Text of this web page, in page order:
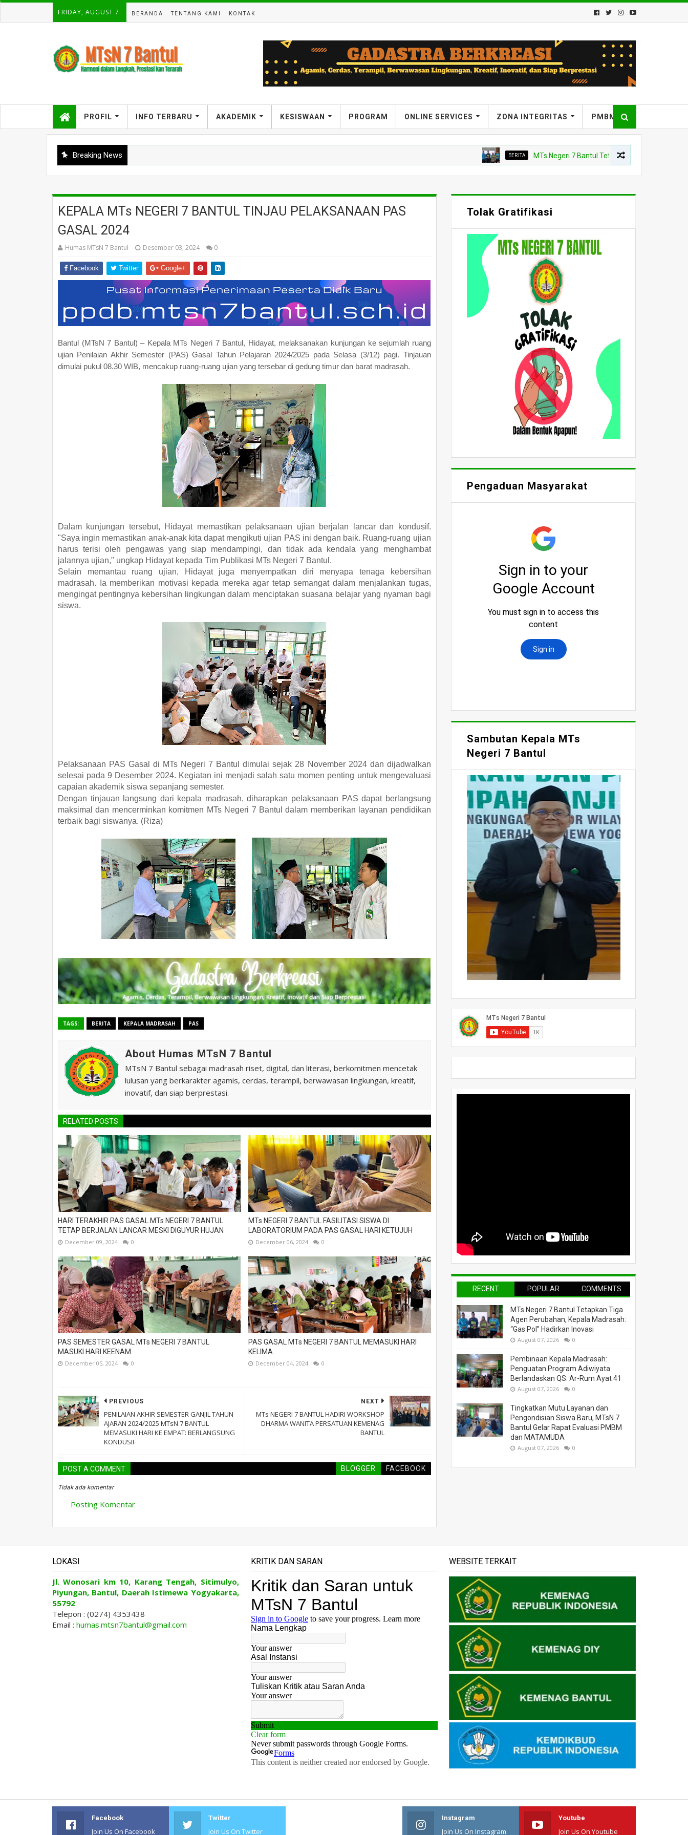
FRIDAY, AUGUST 7. BERANDA TENTANG KAMI KONTAK
PROFIL INFO TERBARU AKADEMIK KESISWAAN PROGRAM ONLINE SERVICES ZONA INTEGRITAS PMBM
Breaking News BERITA MTs Negeri 7 Bantul Tetapkan Tiga Agen Perubahan,
Usai Khotmil Qur'an, MTsN 7 Bantul Gelar Sosialisasi Adiwiyata untuk Seluruh Siswa
KEPALA MTs NEGERI 7 BANTUL TINJAU PELAKSANAAN PAS
GASAL 2024
Humas MTsN 7 Bantul Desember 03, 2024 0
Facebook Twitter Google+
Bantul (MTsN 7 Bantul) – Kepala MTs Negeri 7 Bantul, Hidayat, melaksanakan kunjungan ke sejumlah ruang
ujian Penilaian Akhir Semester (PAS) Gasal Tahun Pelajaran 2024/2025 pada Selasa (3/12) pagi. Tinjauan
dimulai pukul 08.30 WIB, mencakup ruang-ruang ujian yang tersebar di gedung timur dan barat madrasah.
Dalam kunjungan tersebut, Hidayat memastikan pelaksanaan ujian berjalan lancar dan kondusif.
"Saya ingin memastikan anak-anak kita dapat mengikuti ujian PAS ini dengan baik. Ruang-ruang ujian
harus terisi oleh pengawas yang siap mendampingi, dan tidak ada kendala yang menghambat
jalannya ujian," ungkap Hidayat kepada Tim Publikasi MTs Negeri 7 Bantul.
Selain memantau ruang ujian, Hidayat juga menyempatkan diri menyapa tenaga kebersihan
madrasah. Ia memberikan motivasi kepada mereka agar tetap semangat dalam menjalankan tugas,
mengingat pentingnya kebersihan lingkungan dalam menciptakan suasana belajar yang nyaman bagi
siswa.
Pelaksanaan PAS Gasal di MTs Negeri 7 Bantul dimulai sejak 28 November 2024 dan dijadwalkan
selesai pada 9 Desember 2024. Kegiatan ini menjadi salah satu momen penting untuk mengevaluasi
capaian akademik siswa sepanjang semester.
Dengan tinjauan langsung dari kepala madrasah, diharapkan pelaksanaan PAS dapat berlangsung
maksimal dan mencerminkan komitmen MTs Negeri 7 Bantul dalam memberikan layanan pendidikan
terbaik bagi siswanya. (Riza)
TAGS: BERITA KEPALA MADRASAH PAS
About Humas MTsN 7 Bantul
MTsN 7 Bantul sebagai madrasah riset, digital, dan literasi, berkomitmen mencetak
lulusan yang berkarakter agamis, cerdas, terampil, berwawasan lingkungan, kreatif,
inovatif, dan siap berprestasi.
RELATED POSTS
HARI TERAKHIR PAS GASAL MTs NEGERI 7 BANTUL
TETAP BERJALAN LANCAR MESKI DIGUYUR HUJAN
December 09, 2024 0
MTs NEGERI 7 BANTUL FASILITASI SISWA DI
LABORATORIUM PADA PAS GASAL HARI KETUJUH
December 06, 2024 0
PAS SEMESTER GASAL MTs NEGERI 7 BANTUL
MASUKI HARI KEENAM
December 05, 2024 0
PAS GASAL MTs NEGERI 7 BANTUL MEMASUKI HARI
KELIMA
December 04, 2024 0
NEXT
MTs NEGERI 7 BANTUL HADIRI WORKSHOP
DHARMA WANITA PERSATUAN KEMENAG
BANTUL
PREVIOUS
PENILAIAN AKHIR SEMESTER GANJIL TAHUN
AJARAN 2024/2025 MTsN 7 BANTUL
MEMASUKI HARI KE EMPAT: BERLANGSUNG
KONDUSIF
POST A COMMENT BLOGGER FACEBOOK
Tidak ada komentar
Posting Komentar
Tolak Gratifikasi
Pengaduan Masyarakat
Sambutan Kepala MTs
Negeri 7 Bantul
RECENT POPULAR COMMENTS
MTs Negeri 7 Bantul Tetapkan Tiga
Agen Perubahan, Kepala Madrasah:
“Gas Pol” Hadirkan Inovasi
August 07, 2026 0
Pembinaan Kepala Madrasah:
Penguatan Program Adiwiyata
Berlandaskan QS. Ar-Rum Ayat 41
August 07, 2026 0
Tingkatkan Mutu Layanan dan
Pengondisian Siswa Baru, MTsN 7
Bantul Gelar Rapat Evaluasi PMBM
dan MATAMUDA
August 07, 2026 0
LOKASI
Jl. Wonosari km 10, Karang Tengah, Sitimulyo,
Piyungan, Bantul, Daerah Istimewa Yogyakarta,
55792
Telepon : (0274) 4353438
Email : humas.mtsn7bantul@gmail.com
KRITIK DAN SARAN WEBSITE TERKAIT
Facebook
Join Us On Facebook
Twitter
Join Us On Twitter
Instagram
Join Us On Instagram
Youtube
Join Us On Youtube